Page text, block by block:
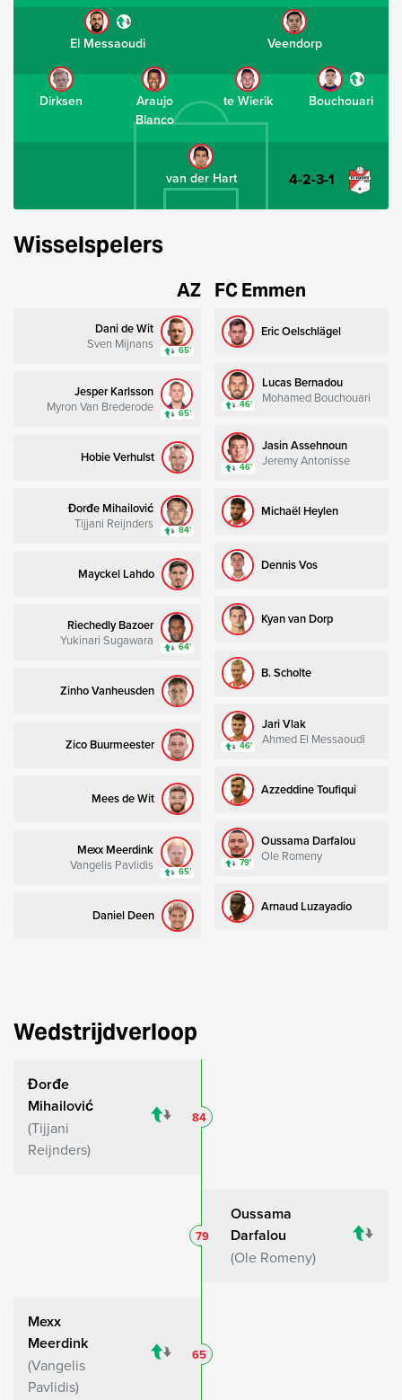
van der Hart
Bouchouari
te Wierik
Araujo
Blanco
Dirksen
Veendorp
El Messaoudi
4-2-3-1
Wisselspelers
AZ
Dani de Wit
Sven Mijnans 65’
Jesper Karlsson
Myron Van Brederode 65’
Hobie Verhulst
Đorđe Mihailović
Tijjani Reijnders 84’
Mayckel Lahdo
Riechedly Bazoer
Yukinari Sugawara 64’
Zinho Vanheusden
Zico Buurmeester
Mees de Wit
Mexx Meerdink
Vangelis Pavlidis 65’
Daniel Deen
FC Emmen
Eric Oelschlägel
Lucas Bernadou
Mohamed Bouchouari
46’
Jasin Assehnoun
Jeremy Antonisse
46’
Michaël Heylen
Dennis Vos
Kyan van Dorp
B. Scholte
Jari Vlak
Ahmed El Messaoudi
46’
Azzeddine Toufiqui
Oussama Darfalou
Ole Romeny
79’
Arnaud Luzayadio
Wedstrijdverloop
Đorđe
Mihailović
Tijjani
Reijnders
84
Oussama
Darfalou
Ole Romeny
79
Mexx
Meerdink
Vangelis
Pavlidis
65